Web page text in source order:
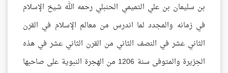
بن سليمان بن علي التميمي الحنبلي رحمه الله شيخ الإسلام
في زمانه والمجدد لما اندرس من معالم الإسلام في القرن
الثاني عشر في النصف الثاني من القرن الثاني عشر في هذه
الجزيرة والمتوفى سنة 1206 من الهجرة النبوية على صاحبها